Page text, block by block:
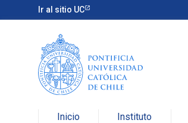
Ir al sitio UC
Inicio Instituto